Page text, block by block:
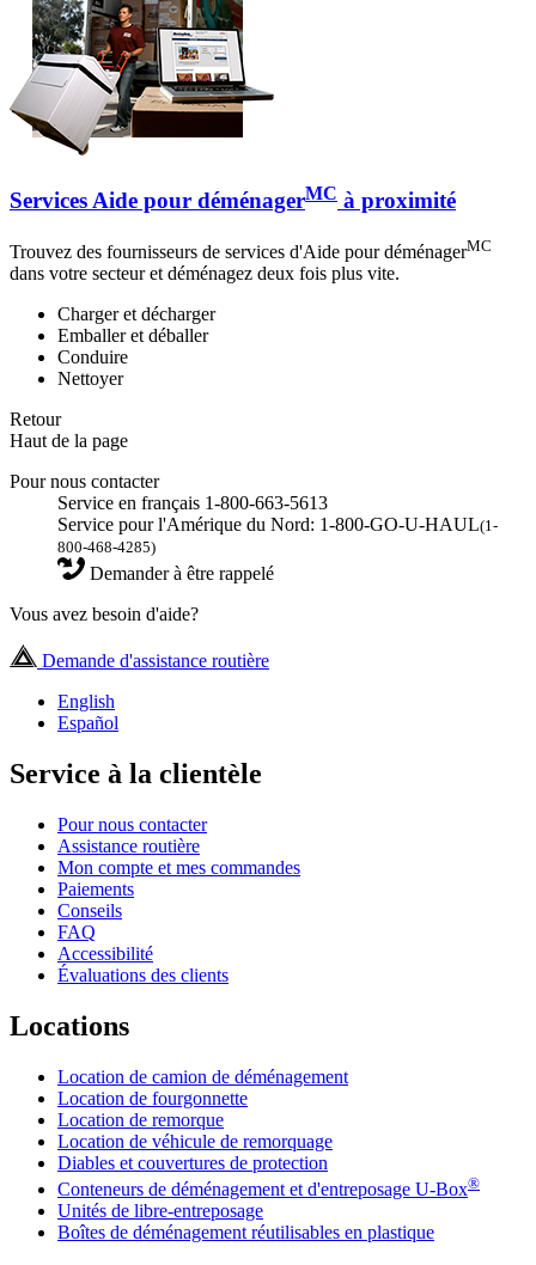
Services Aide pour déménagerMC à proximité
Trouvez des fournisseurs de services d'Aide pour déménagerMC
dans votre secteur et déménagez deux fois plus vite.
Charger et décharger
Emballer et déballer
Conduire
Nettoyer
Retour
Haut de la page
Pour nous contacter
Service en français 1-800-663-5613
Service pour l'Amérique du Nord: 1-800-GO-U-HAUL(1-
800-468-4285)
Demander à être rappelé
Vous avez besoin d'aide?
Demande d'assistance routière
English
Español
Service à la clientèle
Pour nous contacter
Assistance routière
Mon compte et mes commandes
Paiements
Conseils
FAQ
Accessibilité
Évaluations des clients
Locations
Location de camion de déménagement
Location de fourgonnette
Location de remorque
Location de véhicule de remorquage
Diables et couvertures de protection
Conteneurs de déménagement et d'entreposage U-Box®
Unités de libre-entreposage
Boîtes de déménagement réutilisables en plastique